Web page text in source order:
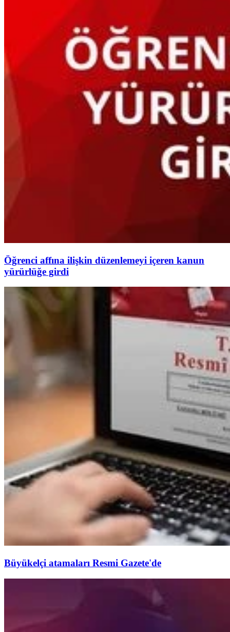
Öğrenci affına ilişkin düzenlemeyi içeren kanun
yürürlüğe girdi
Büyükelçi atamaları Resmi Gazete'de